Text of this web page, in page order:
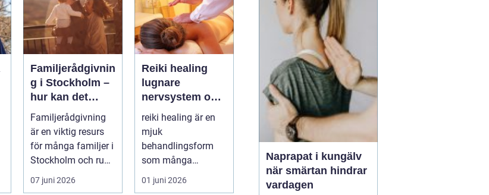
Familjerådgivnin
g i Stockholm –
hur kan det
hjälpa dig och
din familj
Familjerådgivning
är en viktig resurs
för många familjer i
Stockholm och runt
07 juni 2026
Reiki healing
lugnare
nervsystem och
mer balans i
vardagen
reiki healing är en
mjuk
behandlingsform
som många
använder som ett
komplement till
01 juni 2026
invånarna i Helsingborg
finns möjligheten att
njuta av fotvård som
kombinerar både
behandling och
avkoppling, vilket s...
Naprapat i kungälv
när smärtan hindrar
vardagen